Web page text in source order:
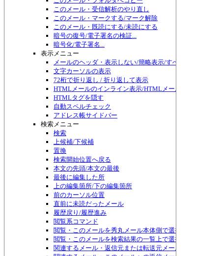
このメール・受信解析のやり直し
このメール・マークする/マーク解除
このメール・既読にする/未読にする
暗号の復号/電子署名の検証...
暗号化/電子署名...
表示メニュー
メールのヘッダ・表示しない/簡略表示/すべて表示/切り
文字カーソルの表示
72桁で折り返し / 折り返して表示
HTMLメールのインライン表示/HTMLメール編集
HTMLタグを隠す
自動スペルチェック
アドレス帳サイドバー
検索メニュー
検索
上候補/下候補
置換
検索開始位置へ戻る
本文の先頭/本文の最後
最後に編集した所
上の編集箇所/下の編集箇所
前のカーソル位置
直前に未読だったメール
履歴戻り/履歴進み
閲覧系コマンド
閲覧・このメールを秀丸メール本体側で選択する
閲覧・このメールを検索結果の一覧上で選択する
関連するメール・返信元または転送元メール